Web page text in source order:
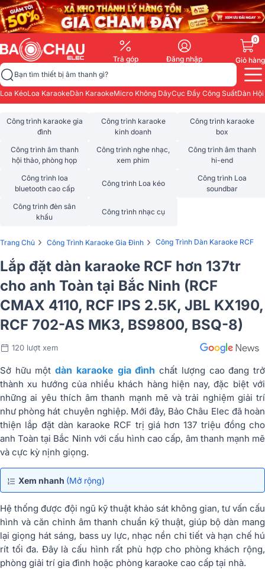
Trả góp Đăng nhập
0
Giỏ hàng
Bạn tìm thiết bị âm thanh gì?
Loa KéoLoa KaraokeDàn KaraokeMicro Không DâyCục Đẩy Công SuấtDàn
Công trình karaoke gia
đình
Công trình karaoke
kinh doanh
Công trình karaoke
box
Công trình âm thanh
hội thảo, phòng họp
Công trình nghe nhạc,
xem phim
Công trình âm thanh
hi-end
Công trình loa
bluetooth cao cấp
Công trình Loa kéo
Công trình Loa
soundbar
Công trình đèn sân
khấu
Công trình nhạc cụ
Trang Chủ › Công Trình Karaoke Gia Đình › Công Trình Dàn Karaoke RCF
Lắp đặt dàn karaoke RCF hơn 137tr
cho anh Toàn tại Bắc Ninh (RCF
CMAX 4110, RCF IPS 2.5K, JBL KX190,
RCF 702-AS MK3, BS9800, BSQ-8)
120 lượt xem
Sở hữu mộtdàn karaoke gia đình chất lượng cao đang trở
thành xu hướng của nhiều khách hàng hiện nay, đặc biệt với
những ai yêu thích âm thanh mạnh mẽ và trải nghiệm giải trí
như phòng hát chuyên nghiệp. Mới đây, Bảo Châu Elec đã hoàn
thiện lắp đặt dàn karaoke RCF trị giá hơn 137 triệu đồng cho
anh Toàn tại Bắc Ninh với cấu hình cao cấp, âm thanh mạnh mẽ
và cực kỳ nịnh giọng.
Xem nhanh (Mở rộng)
Hệ thống được đội ngũ kỹ thuật khảo sát không gian, tư vấn cấu
hình và căn chỉnh âm thanh chuẩn kỹ thuật, giúp bộ dàn mang
lại giọng hát sáng, bass uy lực, nhạc nền chi tiết và hạn chế hú
rít tối đa. Đây là cấu hình rất phù hợp cho phòng khách rộng,
phòng giải trí gia đình hoặc phòng karaoke cao cấp tại nhà.